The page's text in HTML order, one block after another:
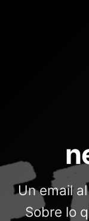
Un email
Sobre lo